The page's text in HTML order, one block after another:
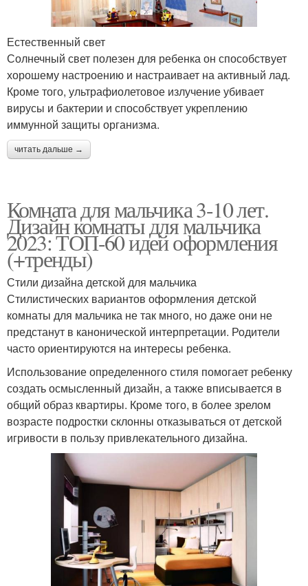
Естественный свет
Солнечный свет полезен для ребенка он способствует
хорошему настроению и настраивает на активный лад.
Кроме того, ультрафиолетовое излучение убивает
вирусы и бактерии и способствует укреплению
иммунной защиты организма.
читать дальше →
Комната для мальчика 3-10 лет.
Дизайн комнаты для мальчика
2023: ТОП-60 идей оформления
(+тренды)
Стили дизайна детской для мальчика
Стилистических вариантов оформления детской
комнаты для мальчика не так много, но даже они не
предстанут в канонической интерпретации. Родители
часто ориентируются на интересы ребенка.
Использование определенного стиля помогает ребенку
создать осмысленный дизайн, а также вписывается в
общий образ квартиры. Кроме того, в более зрелом
возрасте подростки склонны отказываться от детской
игривости в пользу привлекательного дизайна.